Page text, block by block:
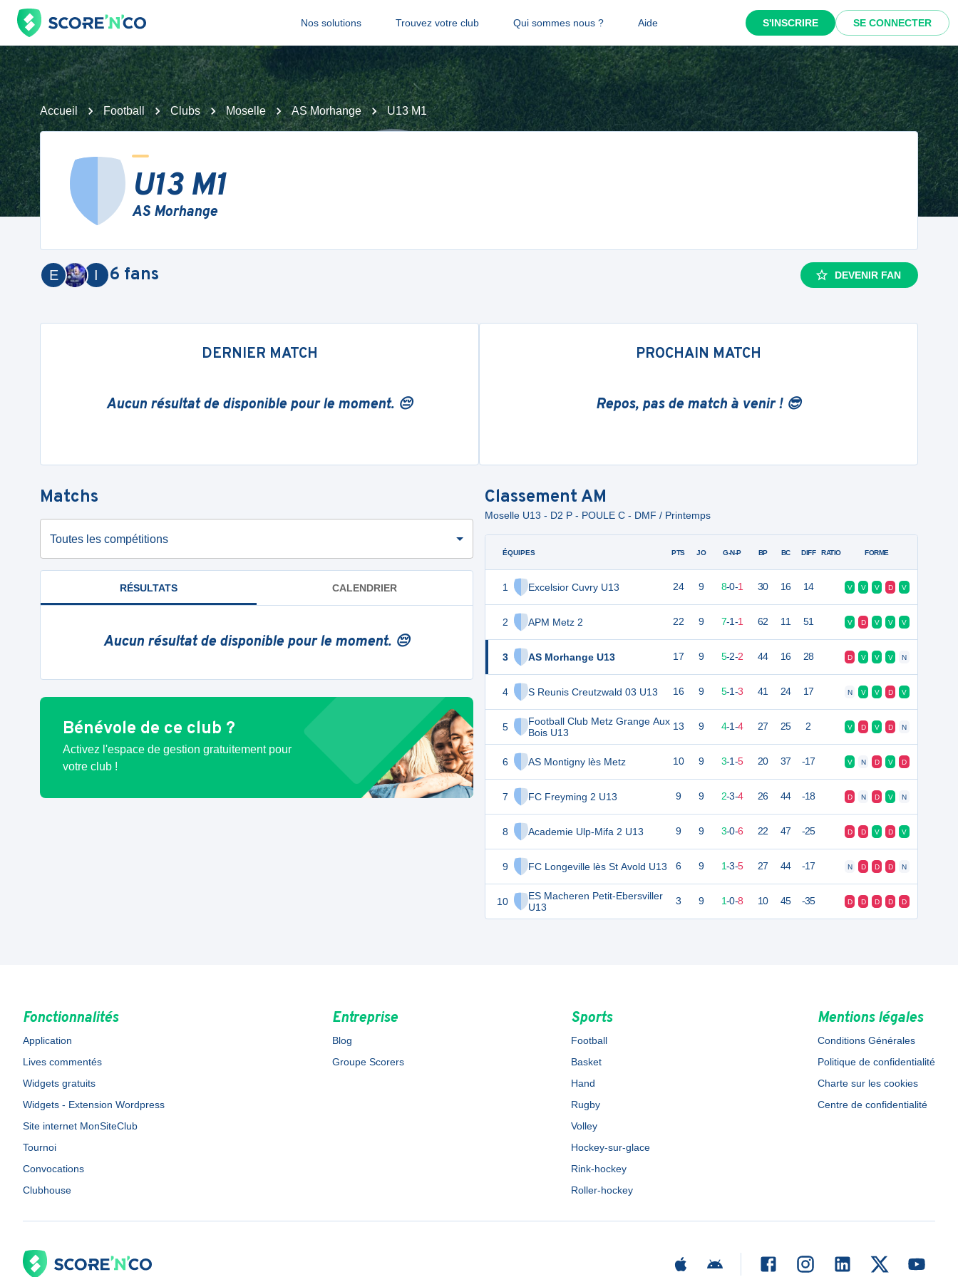
Nos solutions Trouvez votre club Qui sommes nous ? Aide S'INSCRIRE SE CONNECTER
Accueil Football Clubs Moselle AS Morhange U13 M1
U13 M1
AS Morhange
I
E 6 fans DEVENIR FAN
DERNIER MATCH
Aucun résultat de disponible pour le moment. 😔
PROCHAIN MATCH
Repos, pas de match à venir ! 😎
Matchs
Toutes les compétitions
RÉSULTATS CALENDRIER
Aucun résultat de disponible pour le moment. 😔
Bénévole de ce club ?
Activez l'espace de gestion gratuitement pour
votre club !
Classement AM
Moselle U13 - D2 P - POULE C - DMF / Printemps
ÉQUIPES
1 Excelsior Cuvry U13
2 APM Metz 2
3 AS Morhange U13
4 S Reunis Creutzwald 03 U13
5
Football Club Metz Grange Aux
Bois U13
6 AS Montigny lès Metz
7 FC Freyming 2 U13
8 Academie Ulp-Mifa 2 U13
9 FC Longeville lès St Avold U13
10
ES Macheren Petit-Ebersviller
U13
PTS JO G-N-P BP BC DIFF RATIO FORME
24 9 8-0-1 30 16 14 V V V D V
22 9 7-1-1 62 11 51 V D V V V
17 9 5-2-2 44 16 28 D V V V N
16 9 5-1-3 41 24 17 N V V D V
13 9 4-1-4 27 25 2 V D V D N
10 9 3-1-5 20 37 -17 V N D V D
9 9 2-3-4 26 44 -18 D N D V N
9 9 3-0-6 22 47 -25 D D V D V
6 9 1-3-5 27 44 -17 N D D D N
3 9 1-0-8 10 45 -35 D D D D D
Fonctionnalités
Application
Lives commentés
Widgets gratuits
Widgets - Extension Wordpress
Site internet MonSiteClub
Tournoi
Convocations
Clubhouse
Entreprise
Blog
Groupe Scorers
Sports
Football
Basket
Hand
Rugby
Volley
Hockey-sur-glace
Rink-hockey
Roller-hockey
Mentions légales
Conditions Générales
Politique de confidentialité
Charte sur les cookies
Centre de confidentialité